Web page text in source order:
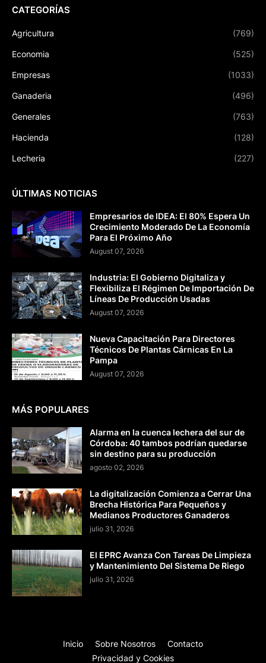
CATEGORÍAS
Agricultura (769)
Economia (525)
Empresas (1033)
Ganaderia (496)
Generales (763)
Hacienda (128)
Lecheria (227)
ÚLTIMAS NOTICIAS
Empresarios de IDEA: El 80% Espera Un
Crecimiento Moderado De La Economía
Para El Próximo Año
August 07, 2026
Industria: El Gobierno Digitaliza y
Flexibiliza El Régimen De Importación De
Líneas De Producción Usadas
August 07, 2026
Nueva Capacitación Para Directores
Técnicos De Plantas Cárnicas En La
Pampa
August 07, 2026
MÁS POPULARES
Alarma en la cuenca lechera del sur de
Córdoba: 40 tambos podrían quedarse
sin destino para su producción
agosto 02, 2026
La digitalización Comienza a Cerrar Una
Brecha Histórica Para Pequeños y
Medianos Productores Ganaderos
julio 31, 2026
El EPRC Avanza Con Tareas De Limpieza
y Mantenimiento Del Sistema De Riego
julio 31, 2026
Inicio Sobre Nosotros
Contacto
Privacidad y Cookies